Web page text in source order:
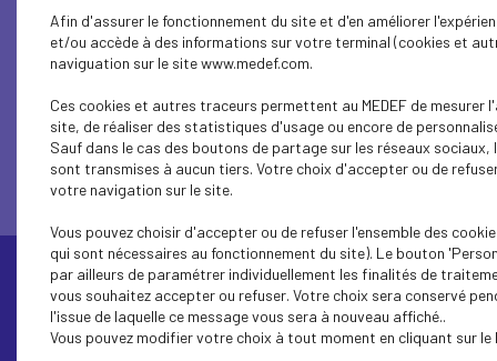
1... 17 16 15 14 13 12 11 10 9
Afin d'assurer le fonctionnement du site et d'en améliorer
et/ou accède à des informations sur votre terminal (cookies et
naviguation sur le site www.medef.com.
Ces cookies et autres traceurs permettent au MEDEF de mesurer
site, de réaliser des statistiques d'usage ou encore de
Sauf dans le cas des boutons de partage sur les réseaux
sont transmises à aucun tiers. Votre choix d'accepter ou de
votre navigation sur le site.
Vous pouvez choisir d'accepter ou de refuser l'ensemble des
qui sont nécessaires au fonctionnement du site). Le bouton
par ailleurs de paramétrer individuellement les finalités de
vous souhaitez accepter ou refuser. Votre choix sera conservé
l'issue de laquelle ce message vous sera à nouveau affiché..
Vous pouvez modifier votre choix à tout moment en cliquant sur le